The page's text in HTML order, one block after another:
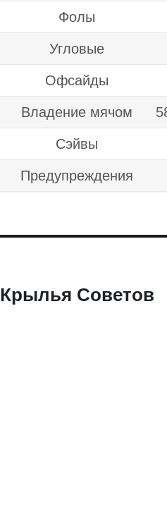
Фолы
Угловые
Офсайды
Владение мячом
Cэйвы
Предупреждения
Крылья Советов